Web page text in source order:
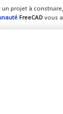
un projet à
FreeCAD vous